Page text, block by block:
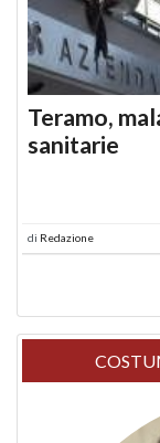
Teramo,
sanitarie
di Redazione